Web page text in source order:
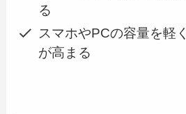
る
スマホやPCの容量を軽
が高まる